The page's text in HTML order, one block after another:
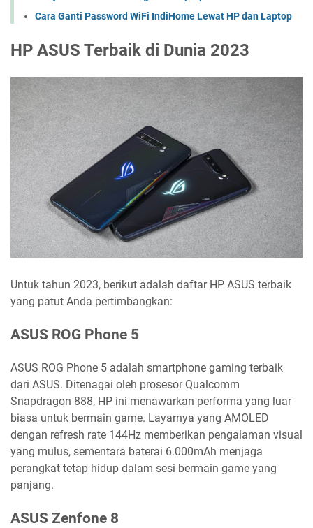
Cara Ganti Password WiFi IndiHome Lewat HP dan Laptop
HP ASUS Terbaik di Dunia 2023
Untuk tahun 2023, berikut adalah daftar HP ASUS terbaik
yang patut Anda pertimbangkan:
ASUS ROG Phone 5
ASUS ROG Phone 5 adalah smartphone gaming terbaik
dari ASUS. Ditenagai oleh prosesor Qualcomm
Snapdragon 888, HP ini menawarkan performa yang luar
biasa untuk bermain game. Layarnya yang AMOLED
dengan refresh rate 144Hz memberikan pengalaman visual
yang mulus, sementara baterai 6.000mAh menjaga
perangkat tetap hidup dalam sesi bermain game yang
panjang.
ASUS Zenfone 8